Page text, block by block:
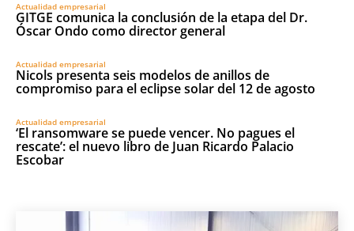
Actualidad empresarial
GITGE comunica la conclusión de la etapa del Dr.
Óscar Ondo como director general
Actualidad empresarial
Nicols presenta seis modelos de anillos de
compromiso para el eclipse solar del 12 de agosto
Actualidad empresarial
‘El ransomware se puede vencer. No pagues el
rescate’: el nuevo libro de Juan Ricardo Palacio
Escobar